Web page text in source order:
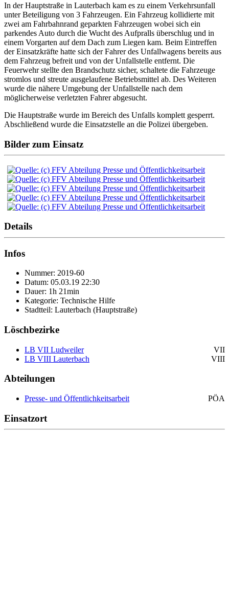
In der Hauptstraße in Lauterbach kam es zu einem Verkehrsunfall
unter Beteiligung von 3 Fahrzeugen. Ein Fahrzeug kollidierte mit
zwei am Fahrbahnrand geparkten Fahrzeugen wobei sich ein
parkendes Auto durch die Wucht des Aufpralls überschlug und in
einem Vorgarten auf dem Dach zum Liegen kam. Beim Eintreffen
der Einsatzkräfte hatte sich der Fahrer des Unfallwagens bereits aus
dem Fahrzeug befreit und von der Unfallstelle entfernt. Die
Feuerwehr stellte den Brandschutz sicher, schaltete die Fahrzeuge
stromlos und streute ausgelaufene Betriebsmittel ab. Des Weiteren
wurde die nähere Umgebung der Unfallstelle nach dem
möglicherweise verletzten Fahrer abgesucht.
Die Hauptstraße wurde im Bereich des Unfalls komplett gesperrt.
Abschließend wurde die Einsatzstelle an die Polizei übergeben.
Bilder zum Einsatz
Details
Infos
Nummer: 2019-60
Datum: 05.03.19 22:30
Dauer: 1h 21min
Kategorie: Technische Hilfe
Stadtteil: Lauterbach (Hauptstraße)
Löschbezirke
LB VII Ludweiler
VII
LB VIII Lauterbach
VIII
Abteilungen
Presse- und Öffentlichkeitsarbeit PÖA
Einsatzort